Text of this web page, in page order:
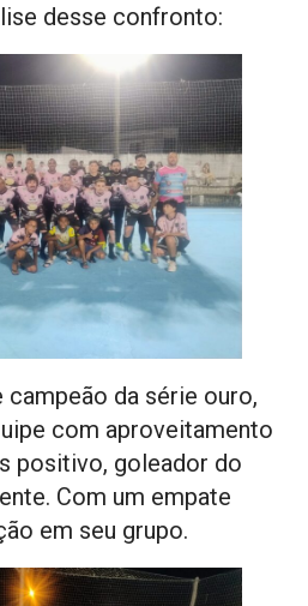
desse confronto:
da série ouro,
com aproveitamento
positivo, goleador do
Com um empate
em seu grupo.